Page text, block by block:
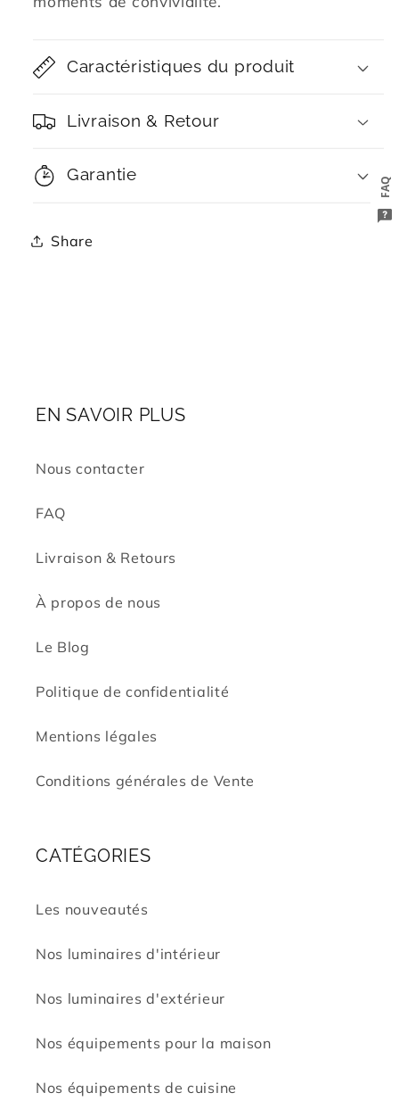
Caractéristiques du produit
Livraison & Retour
Garantie
Share
EN SAVOIR PLUS
Nous contacter
FAQ
Livraison & Retours
À propos de nous
Le Blog
Politique de confidentialité
Mentions légales
Conditions générales de Vente
CATÉGORIES
Les nouveautés
Nos luminaires d'intérieur
Nos luminaires d'extérieur
Nos équipements pour la maison
Nos équipements de cuisine
FAQ